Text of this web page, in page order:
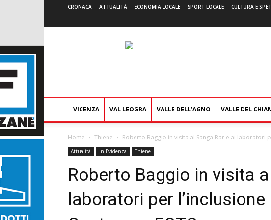
CRONACA ATTUALITÀ ECONOMIA LOCALE SPORT LOCALE CULTURA E
VICENZA VAL LEOGRA VALLE DELL’AGNO VALLE DEL
Home Thiene Roberto Baggio in visita al Sanga Bar e ai laboratori
Attualità In Evidenza Thiene
Roberto Baggio in visita
laboratori per